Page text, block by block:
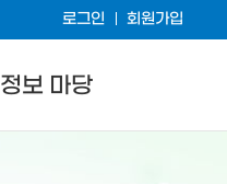
로그인 회원가입
정보 마당